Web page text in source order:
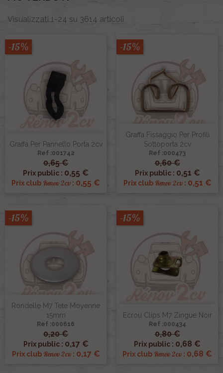
Visualizzati 1-24 su 3614 articoli
Graffa Per Pannello Porta 2cv
Ref :001742
0,65 €
Prix public : 0,55 €
Prix club Renov 2cv : 0,55 €
-15%
Graffa Fissaggio Per Profili
Sottoporta 2cv
Ref :000473
0,60 €
Prix public : 0,51 €
Prix club Renov 2cv: 0,51 €
-15%
Rondelle M7 Tete Moyenne
15mm
Ref :000616
0,20 €
Prix public : 0,17 €
Prix club Renov 2cv: 0,17 €
-15%
Ecrou Clips M7 Zingue Noir
Ref :000434
0,80 €
Prix public : 0,68 €
Prix club Renov 2cv : 0,68 €
-15%